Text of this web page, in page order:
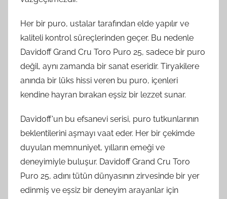
Her bir puro, ustalar tarafından elde yapılır ve
kaliteli kontrol süreçlerinden geçer. Bu nedenle
Davidoff Grand Cru Toro Puro 25, sadece bir puro
değil, aynı zamanda bir sanat eseridir. Tiryakilere
anında bir lüks hissi veren bu puro, içenleri
kendine hayran bırakan eşsiz bir lezzet sunar.
Davidoff'un bu efsanevi serisi, puro tutkunlarının
beklentilerini aşmayı vaat eder. Her bir çekimde
duyulan memnuniyet, yılların emeği ve
deneyimiyle buluşur. Davidoff Grand Cru Toro
Puro 25, adını tütün dünyasının zirvesinde bir yer
edinmiş ve eşsiz bir deneyim arayanlar için